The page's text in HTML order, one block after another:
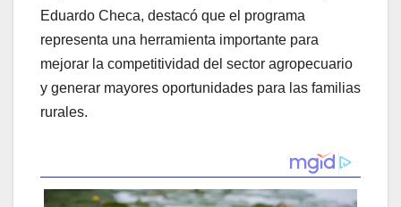
Eduardo Checa, destacó que el programa
representa una herramienta importante para
mejorar la competitividad del sector agropecuario
y generar mayores oportunidades para las familias
rurales.